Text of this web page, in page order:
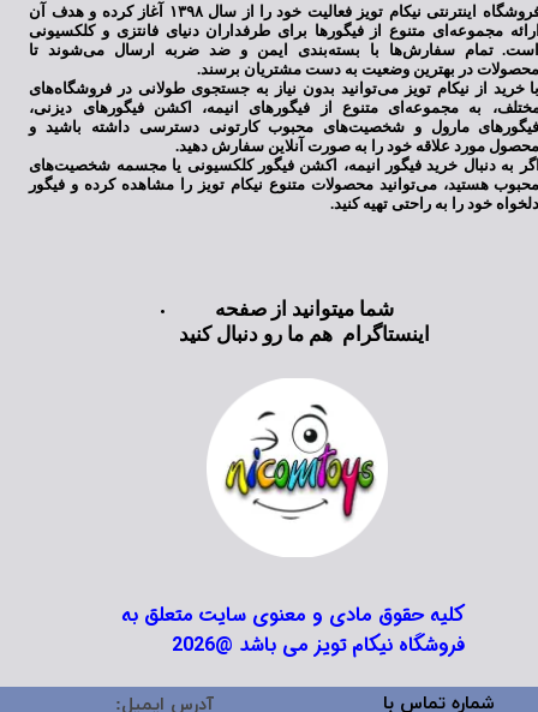
★★★★★
فروشگاه اینترنتی نیکام تویز فعالیت خود را از سال ۱۳۹۸ آغاز کرده و هدف آن
مجموعه‌ای متنوع از فیگورها برای طرفداران دنیای فانتزی و کلکسیونی
تمام سفارش‌ها با بسته‌بندی ایمن و ضد ضربه ارسال می‌شوند تا
در بهترین وضعیت به دست مشتریان برسند.
خرید از نیکام تویز می‌توانید بدون نیاز به جستجوی طولانی در فروشگاه‌های
به مجموعه‌ای متنوع از فیگورهای انیمه، اکشن فیگورهای دیزنی،
مارول و شخصیت‌های محبوب کارتونی دسترسی داشته باشید و
مورد علاقه خود را به صورت آنلاین سفارش دهید.
به دنبال خرید فیگور انیمه، اکشن فیگور کلکسیونی یا مجسمه شخصیت‌های
هستید، می‌توانید محصولات متنوع نیکام تویز را مشاهده کرده و فیگور
خود را به راحتی تهیه کنید.
کلیه حقوق مادی و معنوی سایت متعلق به
فروشگاه نیکام تویز می باشد @2026
شما میتوانید از صفحه
اینستاگرام هم ما رو دنبال کنید
شماره تماس با آدرس ایمیل: